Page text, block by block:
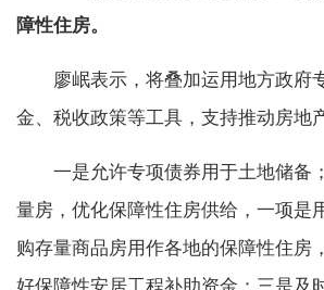
障性住房。
廖岷表示，将叠加运用地方政府
金、税收政策等工具，支持推动房地
一是允许专项债券用于土地储备
量房，优化保障性住房供给，一项是
购存量商品房用作各地的保障性住房